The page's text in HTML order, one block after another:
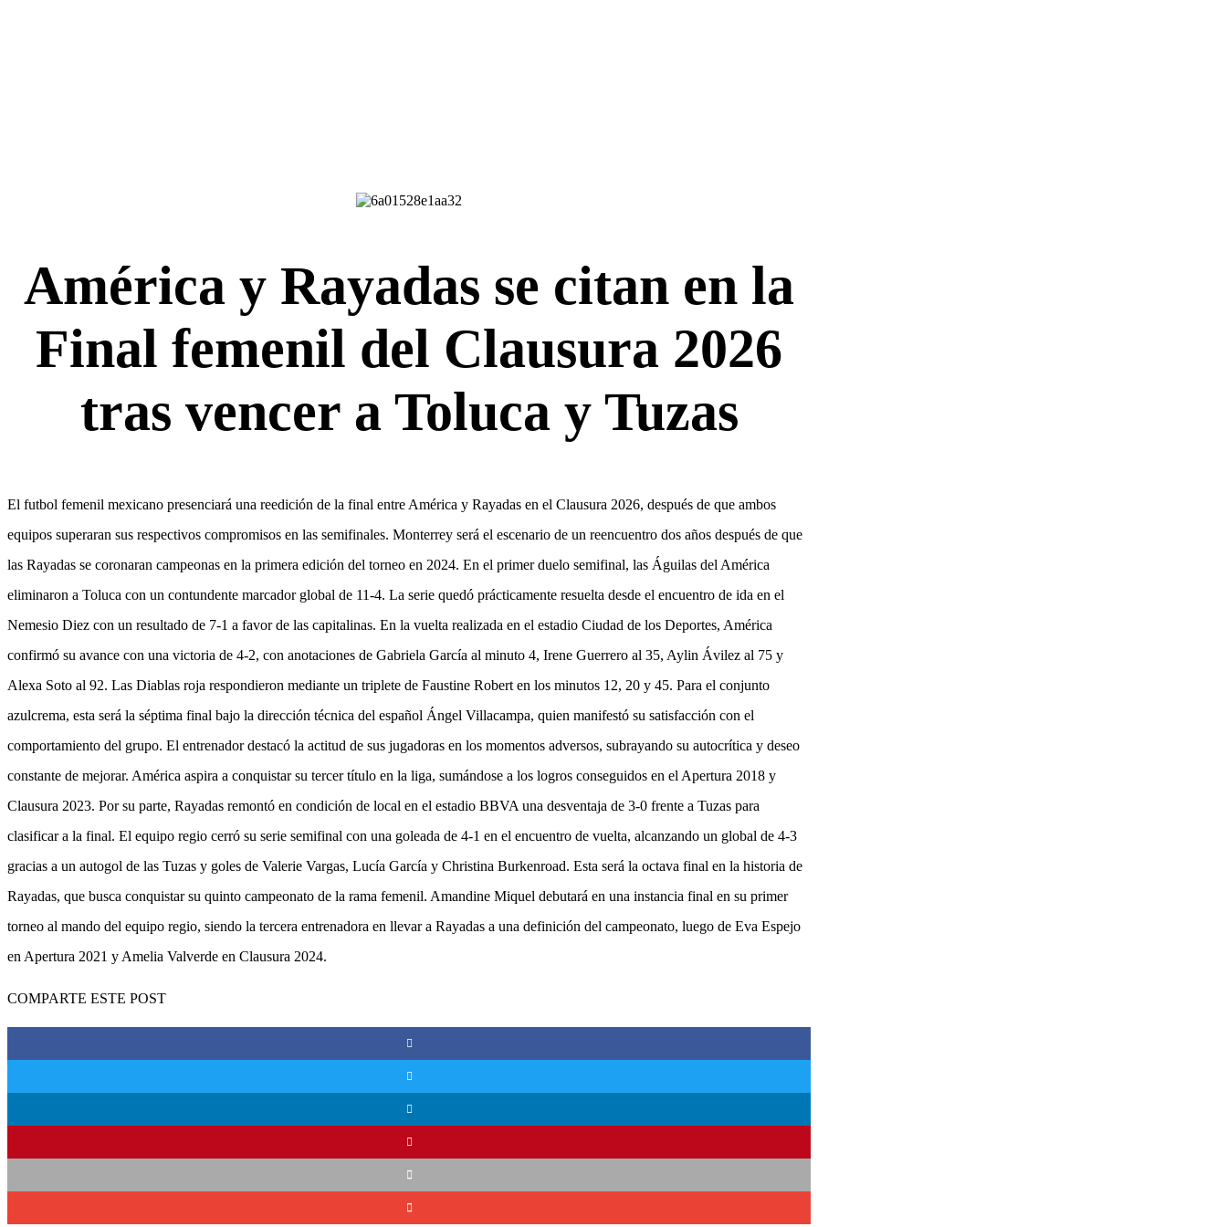
América y Rayadas se citan en la
Final femenil del Clausura 2026
tras vencer a Toluca y Tuzas
El futbol femenil mexicano presenciará una reedición de la final entre América y Rayadas en el Clausura 2026, después de que ambos
equipos superaran sus respectivos compromisos en las semifinales. Monterrey será el escenario de un reencuentro dos años después de que
las Rayadas se coronaran campeonas en la primera edición del torneo en 2024. En el primer duelo semifinal, las Águilas del América
eliminaron a Toluca con un contundente marcador global de 11-4. La serie quedó prácticamente resuelta desde el encuentro de ida en el
Nemesio Diez con un resultado de 7-1 a favor de las capitalinas. En la vuelta realizada en el estadio Ciudad de los Deportes, América
confirmó su avance con una victoria de 4-2, con anotaciones de Gabriela García al minuto 4, Irene Guerrero al 35, Aylin Ávilez al 75 y
Alexa Soto al 92. Las Diablas roja respondieron mediante un triplete de Faustine Robert en los minutos 12, 20 y 45. Para el conjunto
azulcrema, esta será la séptima final bajo la dirección técnica del español Ángel Villacampa, quien manifestó su satisfacción con el
comportamiento del grupo. El entrenador destacó la actitud de sus jugadoras en los momentos adversos, subrayando su autocrítica y deseo
constante de mejorar. América aspira a conquistar su tercer título en la liga, sumándose a los logros conseguidos en el Apertura 2018 y
Clausura 2023. Por su parte, Rayadas remontó en condición de local en el estadio BBVA una desventaja de 3-0 frente a Tuzas para
clasificar a la final. El equipo regio cerró su serie semifinal con una goleada de 4-1 en el encuentro de vuelta, alcanzando un global de 4-3
gracias a un autogol de las Tuzas y goles de Valerie Vargas, Lucía García y Christina Burkenroad. Esta será la octava final en la historia de
Rayadas, que busca conquistar su quinto campeonato de la rama femenil. Amandine Miquel debutará en una instancia final en su primer
torneo al mando del equipo regio, siendo la tercera entrenadora en llevar a Rayadas a una definición del campeonato, luego de Eva Espejo
en Apertura 2021 y Amelia Valverde en Clausura 2024.
COMPARTE ESTE POST